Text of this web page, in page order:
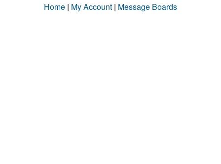
Home | My Account | Message Boards